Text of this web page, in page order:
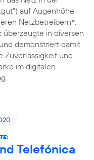
auf Augenhöhe
Netzbetreibern*.
überzeugte in diversen
demonstriert damit
Zuverlässigkeit und
im digitalen
Telefónica